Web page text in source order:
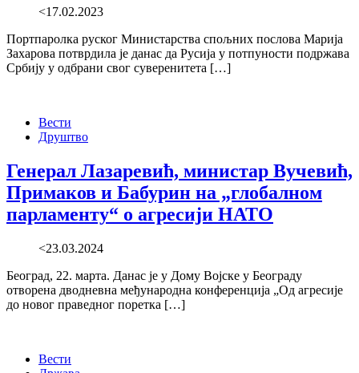
<17.02.2023
Портпаролка руског Министарства спољних послова Марија
Захарова потврдила је данас да Русија у потпуности подржава
Србију у одбрани свог суверенитета […]
Вести
Друштво
Генерал Лазаревић, министар Вучевић,
Примаков и Бабурин на „глобалном
парламенту“ о агресији НАТО
<23.03.2024
Београд, 22. марта. Данас је у Дому Војске у Београду
отворена дводневна међународна конференција „Од агресије
до новог праведног поретка […]
Вести